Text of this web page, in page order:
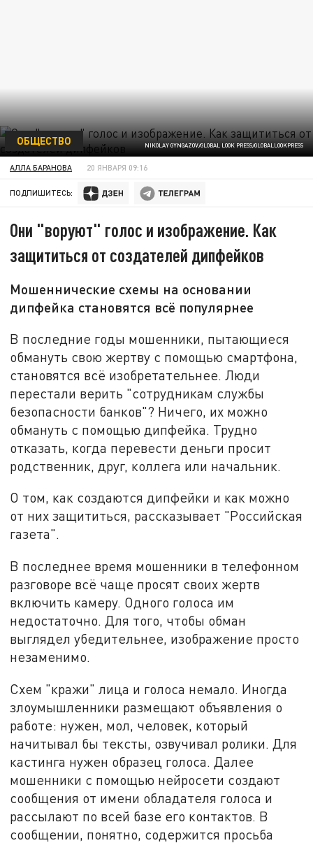
NIKOLAY GYNGAZOV/GLOBAL LOOK PRESS/GLOBALLOOKPRESS
ОБЩЕСТВО
АЛЛА БАРАНОВА 20 ЯНВАРЯ 09:16
ПОДПИШИТЕСЬ:
Они "воруют" голос и изображение. Как
защититься от создателей дипфейков
Мошеннические схемы на основании
дипфейка становятся всё популярнее
В последние годы мошенники, пытающиеся
обмануть свою жертву с помощью смартфона,
становятся всё изобретательнее. Люди
перестали верить "сотрудникам службы
безопасности банков"? Ничего, их можно
обмануть с помощью дипфейка. Трудно
отказать, когда перевести деньги просит
родственник, друг, коллега или начальник.
О том, как создаются дипфейки и как можно
от них защититься, рассказывает "Российская
газета".
В последнее время мошенники в телефонном
разговоре всё чаще просят своих жертв
включить камеру. Одного голоса им
недостаточно. Для того, чтобы обман
выглядел убедительнее, изображение просто
незаменимо.
Схем "кражи" лица и голоса немало. Иногда
злоумышленники размещают объявления о
работе: нужен, мол, человек, который
начитывал бы тексты, озвучивал ролики. Для
кастинга нужен образец голоса. Далее
мошенники с помощью нейросети создают
сообщения от имени обладателя голоса и
рассылают по всей базе его контактов. В
сообщении, понятно, содержится просьба